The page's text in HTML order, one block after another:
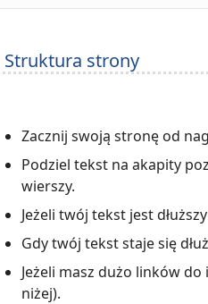
Struktura strony
Zacznij swoją stronę od
Podziel tekst na akapity
wierszy.
Jeżeli twój tekst jest
Gdy twój tekst staje się
Jeżeli masz dużo linków
niżej).